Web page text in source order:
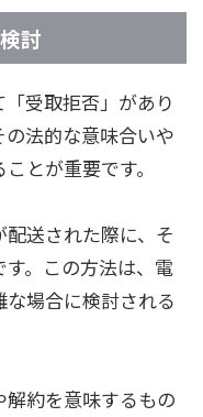
討
受取拒否」があり
法的な意味合いや
とが重要です。
送された際に、そ
。この方法は、電
場合に検討される
約を意味するもの